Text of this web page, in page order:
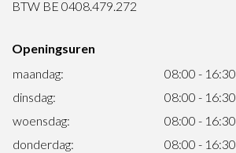
BTW BE 0408.479.272
Openingsuren
maandag:
08:00 - 16:30
dinsdag:
08:00 - 16:30
woensdag:
08:00 - 16:30
donderdag:
08:00 - 16:30